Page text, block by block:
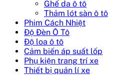
Ghế da ô tô
Thảm lót sàn ô tô
Phim Cách Nhiệt
Độ Đèn Ô Tô
Độ loa ô tô
Cảm biến áp suất lốp
Phụ kiện trang trí xe
Thiết bị quản lí xe